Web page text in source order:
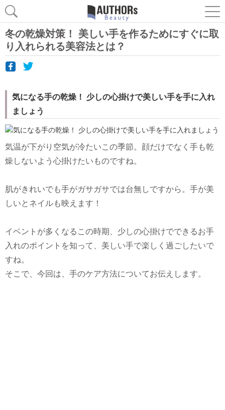
冬の乾燥対策！ 美しい手を作るためにすぐに取
り入れられる美容法とは？
気になる手の乾燥！ 少しの心掛けで美しい手を手に入れ
ましょう
気温が下がり空気が冷たいこの季節。顔だけでなく手も乾
燥しないよう心掛けたいものですね。
肌がきれいでも手がガサガサでは台無しですから。手が美
しいとネイルも映えます！
イベントが多くなるこの時期、少しの心掛けでできるお手
入れのポイントを知って、美しい手で楽しく過ごしたいで
すね。
そこで、今回は、手のケア方法についてお伝えします。